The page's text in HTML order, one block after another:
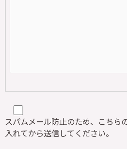
スパムメール防止のため、こちら
入れてから送信してください。